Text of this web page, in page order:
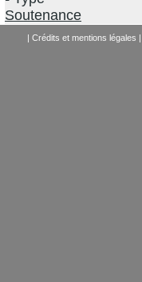
Soutenance
| Crédits et mentions légales